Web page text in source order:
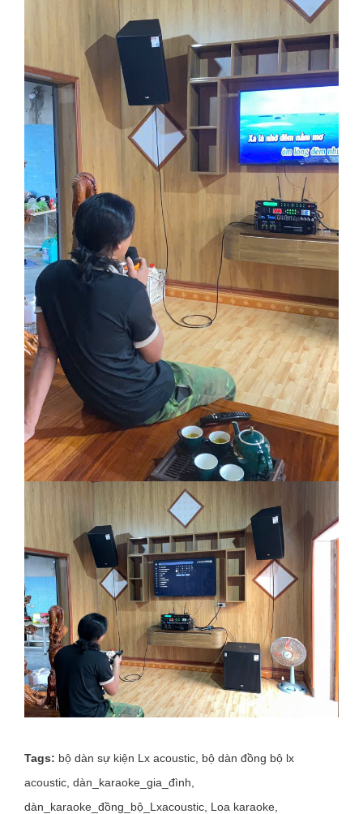
Tags: bộ dàn sự kiện Lx acoustic bộ dàn đồng bộ lx
acoustic dàn_karaoke_gia_đình
dàn_karaoke_đồng_bộ_Lxacoustic Loa karaoke